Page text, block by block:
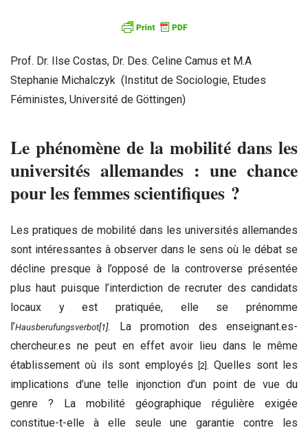
Prof. Dr. Ilse Costas, Dr. Des. Celine Camus et M.A
Stephanie Michalczyk (Institut de Sociologie, Etudes
Féministes, Université de Göttingen)
Le phénomène de la mobilité dans les
universités allemandes : une chance
pour les femmes scientifiques ?
Les pratiques de mobilité dans les universités allemandes
sont intéressantes à observer dans le sens où le débat se
décline presque à l’opposé de la controverse présentée
plus haut puisque l’interdiction de recruter des candidats
locaux y est pratiquée, elle se prénomme
l’Hausberufungsverbot[1]. La promotion des enseignant.es-
chercheur.es ne peut en effet avoir lieu dans le même
établissement où ils sont employés
[2] . Quelles sont les
implications d’une telle injonction d’un point de vue du
genre ? La mobilité géographique régulière exigée
constitue-t-elle à elle seule une garantie contre les